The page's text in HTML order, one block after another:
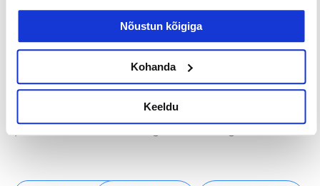
Nõustun kõigiga
Kohanda
Keeldu
Näita oma analüüsioskust, sest kidakeelsed
usaldusväärselt.Too näiteid oma elusterinevatel
eluetappidel ja hea on, kui need näited seostuvad